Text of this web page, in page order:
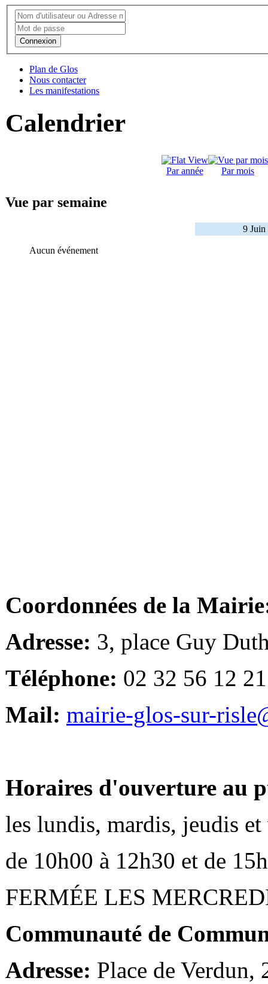
Connexion
Plan de Glos
Nous contacter
Les manifestations
Calendrier
Par année Par mois
Vue par semaine
9 Juin
Aucun événement
Coordonnées de la
Adresse: 3, place Guy
Téléphone: 02 32 56 12 21
Mail: mairie-glos-sur-
Horaires d'ouverture au
les lundis, mardis, jeudis et
de 10h00 à 12h30 et de
FERMÉE LES
Communauté de
Adresse: Place de Verdun,